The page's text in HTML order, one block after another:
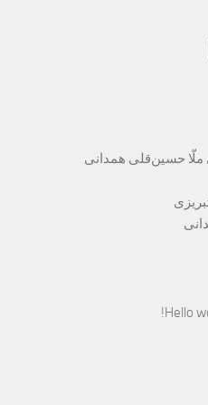
حسین‌قلی همدانی
Hello